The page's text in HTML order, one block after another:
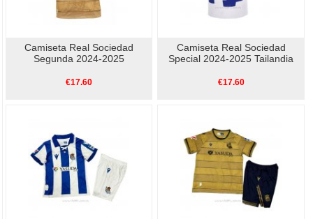
Camiseta Real Sociedad
Segunda 2024-2025
€17.60
Camiseta Real Sociedad
Special 2024-2025 Tailandia
€17.60